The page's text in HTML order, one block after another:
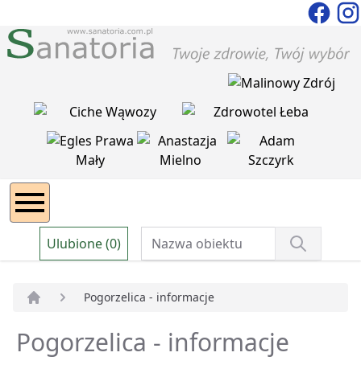
Ulubione (0)
Pogorzelica - informacje
Pogorzelica - informacje